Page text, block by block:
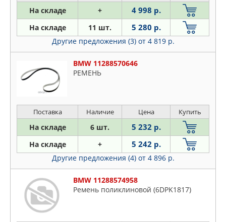
На складе + 4 998 р.
На складе 11 шт. 5 280 р.
Другие предложения (3) от 4 819 р.
BMW 11288570646
РЕМЕНЬ
Поставка Наличие Цена Купить
На складе 6 шт. 5 232 р.
На складе + 5 242 р.
Другие предложения (4) от 4 896 р.
BMW 11288574958
Ремень поликлиновой (6DPK1817)